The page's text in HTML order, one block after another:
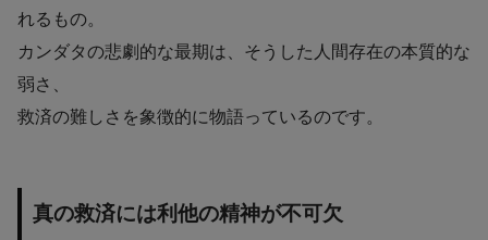
れるもの。
カンダタの悲劇的な最期は、そうした人間存在の本質的な
弱さ、
救済の難しさを象徴的に物語っているのです。
真の救済には利他の精神が不可欠